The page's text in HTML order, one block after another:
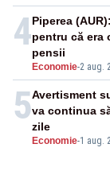
4
Economie-2 aug.
Piperea
pentru că era
pensii
5
Economie-1 aug.
Avertisment
va continua
zile